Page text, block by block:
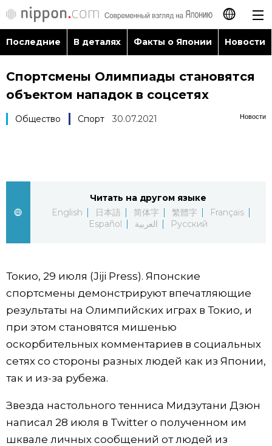
日本語
English
Español
العربية
Последние
Факты о Японии
Новости
Фото/Видео
Разделы
Люди
Политика
Популярные статьи
Японский калейдоскоп
Последние В деталях Факты о Японии Новости
Спортсмены Олимпиады становятся
объектом нападок в соцсетях
Новости
Общество Спорт 30.07.2021
Читать на другом языке
English
日本語 简体字 繁體字
Français
Español
العربية Русский
Токио, 29 июля (Jiji Press). Японские
спортсмены демонстрируют впечатляющие
результаты на Олимпийских играх в Токио, и
при этом становятся мишенью
оскорбительных комментариев в социальных
сетях со стороны разных людей как из Японии,
так и из-за рубежа.
Звезда настольного тенниса Мидзутани Дзюн
написал 28 июля в Twitter о полученном им
шквале личных сообщений от людей из